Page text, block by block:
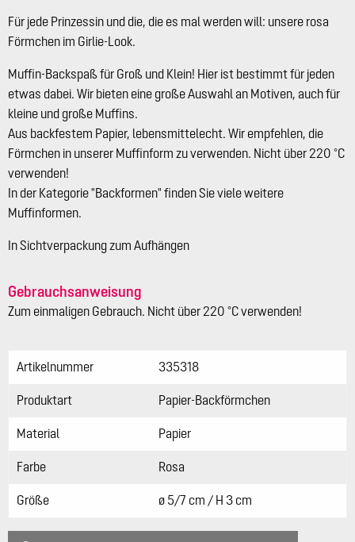
Für jede Prinzessin und die, die es mal werden will: unsere rosa
Förmchen im Girlie-Look.
Muffin-Backspaß für Groß und Klein! Hier ist bestimmt für jeden
etwas dabei. Wir bieten eine große Auswahl an Motiven, auch für
kleine und große Muffins.
Aus backfestem Papier, lebensmittelecht. Wir empfehlen, die
Förmchen in unserer Muffinform zu verwenden. Nicht über 220 °C
verwenden!
In der Kategorie "Backformen" finden Sie viele weitere
Muffinformen.
In Sichtverpackung zum Aufhängen
Gebrauchsanweisung
Zum einmaligen Gebrauch. Nicht über 220 °C verwenden!
Artikelnummer 335318
Produktart Papier-Backförmchen
Material Papier
Farbe Rosa
Größe ø 5/7 cm / H 3 cm